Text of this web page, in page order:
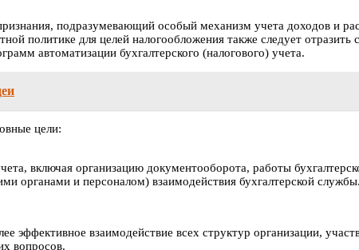
подразумевающий особый механизм учета доходов и
политике для целей налогообложения также следует отразить
автоматизации бухгалтерского (налогового) учета.
цели:
включая организацию документооборота, работы
органами и персоналом) взаимодействия бухгалтерской службы.
эффективное взаимодействие всех структур организации,
вопросов.